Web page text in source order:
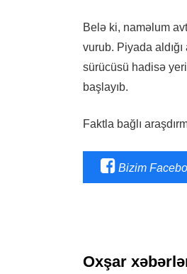
Belə ki, naməlum
vurub. Piyada
sürücüsü hadisə
başlayıb.
Faktla bağlı
Bizim
Oxşar